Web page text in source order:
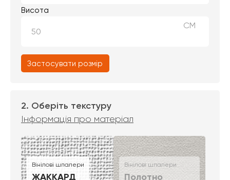
Висота
СМ
Застосувати розмір
2. Оберіть текстуру
Інформація про матеріал
Вінілові шпалери
ЖАККАРД
Вінілові шпалери
Полотно